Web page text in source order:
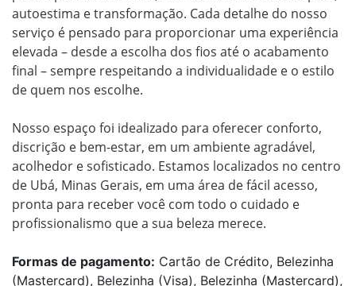
autoestima e transformação. Cada detalhe do nosso
serviço é pensado para proporcionar uma experiência
elevada – desde a escolha dos fios até o acabamento
final – sempre respeitando a individualidade e o estilo
de quem nos escolhe.
Nosso espaço foi idealizado para oferecer conforto,
discrição e bem-estar, em um ambiente agradável,
acolhedor e sofisticado. Estamos localizados no centro
de Ubá, Minas Gerais, em uma área de fácil acesso,
pronta para receber você com todo o cuidado e
profissionalismo que a sua beleza merece.
Formas de pagamento: Cartão de Crédito, Belezinha
(Mastercard), Belezinha (Visa), Belezinha (Mastercard),